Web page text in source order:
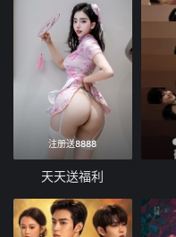
注册送8888
天天送福利